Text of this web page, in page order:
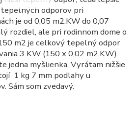
odporov pri
je od 0,05 m2.KW do 0,07
rozdiel, ale pri rodinnom dome o
m2 je celkový tepelný odpor
3 KW (150 x 0,02 m2.KW).
jedna myšlienka. Vyrátam nižšie
1 kg 7 mm podlahy u
Sám som zvedavý.